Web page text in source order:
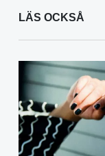
LÄS OCKSÅ